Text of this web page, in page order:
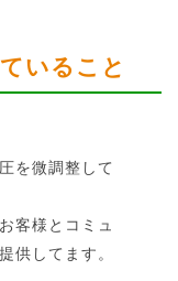
いること
を微調整して
客様とコミュ
供してます。